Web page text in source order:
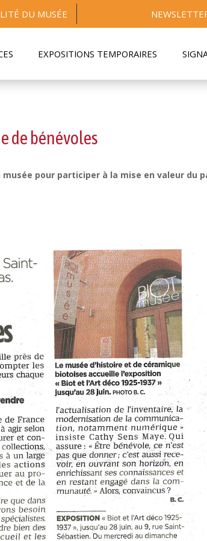
DU MUSÉE
EXPOSITIONS TEMPORAIRES
de bénévoles
pour participer à la mise en valeur du